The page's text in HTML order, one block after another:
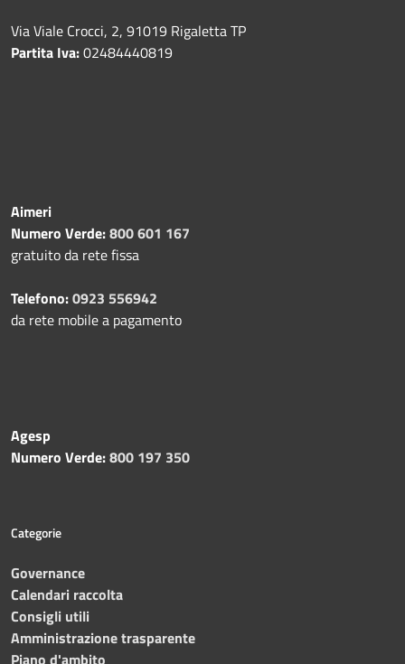
Via Viale Crocci, 2, 91019 Rigaletta TP
Partita Iva:02484440819
Aimeri
Numero Verde:800 601 167
gratuito da rete fissa
Telefono:0923 556942
da rete mobile a pagamento
Agesp
Numero Verde:800 197 350
Categorie
Governance
Calendari raccolta
Consigli utili
Amministrazione trasparente
Piano d'ambito